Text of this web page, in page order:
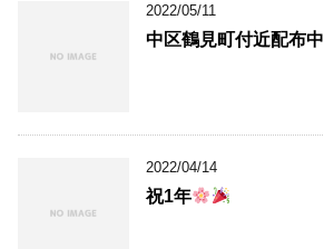
2022/05/11
中区鶴見町付近配布中
2022/04/14
祝1年